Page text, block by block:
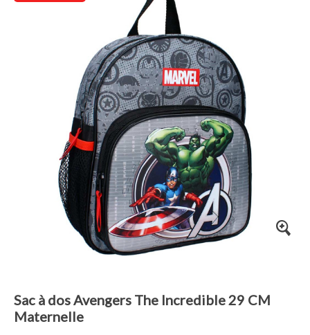
Sac à dos Avengers The Incredible 29 CM
Maternelle